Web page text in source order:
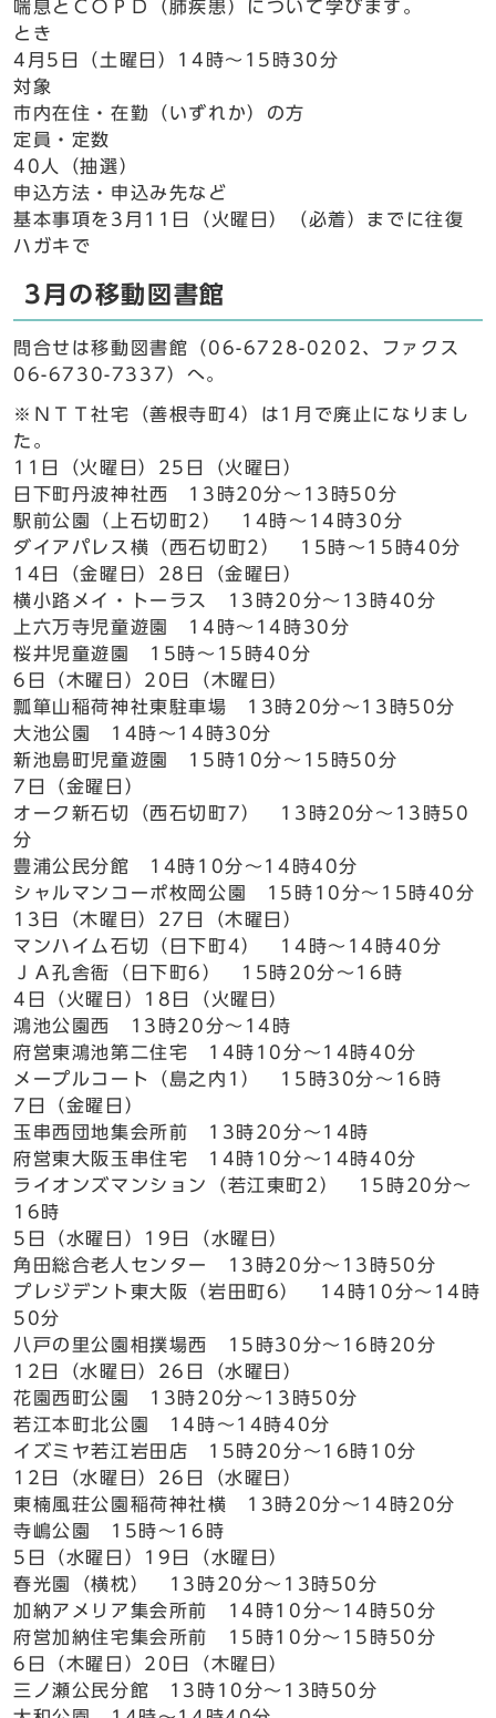
喘息とＣＯＰＤ（肺疾患）について学びます。
とき
4月5日（土曜日）14時～15時30分
対象
市内在住・在勤（いずれか）の方
定員・定数
40人（抽選）
申込方法・申込み先など
基本事項を3月11日（火曜日）（必着）までに往復
ハガキで
3月の移動図書館
問合せは移動図書館（06-6728-0202、ファクス
06-6730-7337）へ。
※ＮＴＴ社宅（善根寺町4）は1月で廃止になりまし
た。
11日（火曜日）25日（火曜日）
日下町丹波神社西 13時20分～13時50分
駅前公園（上石切町2） 14時～14時30分
ダイアパレス横（西石切町2） 15時～15時40分
14日（金曜日）28日（金曜日）
横小路メイ・トーラス 13時20分～13時40分
上六万寺児童遊園 14時～14時30分
桜井児童遊園 15時～15時40分
6日（木曜日）20日（木曜日）
瓢箪山稲荷神社東駐車場 13時20分～13時50分
大池公園 14時～14時30分
新池島町児童遊園 15時10分～15時50分
7日（金曜日）
オーク新石切（西石切町7） 13時20分～13時50
分
豊浦公民分館 14時10分～14時40分
シャルマンコーポ枚岡公園 15時10分～15時40分
13日（木曜日）27日（木曜日）
マンハイム石切（日下町4） 14時～14時40分
ＪＡ孔舎衙（日下町6） 15時20分～16時
4日（火曜日）18日（火曜日）
鴻池公園西 13時20分～14時
府営東鴻池第二住宅 14時10分～14時40分
メープルコート（島之内1） 15時30分～16時
7日（金曜日）
玉串西団地集会所前 13時20分～14時
府営東大阪玉串住宅 14時10分～14時40分
ライオンズマンション（若江東町2） 15時20分～
16時
5日（水曜日）19日（水曜日）
角田総合老人センター 13時20分～13時50分
プレジデント東大阪（岩田町6） 14時10分～14時
50分
八戸の里公園相撲場西 15時30分～16時20分
12日（水曜日）26日（水曜日）
花園西町公園 13時20分～13時50分
若江本町北公園 14時～14時40分
イズミヤ若江岩田店 15時20分～16時10分
12日（水曜日）26日（水曜日）
東楠風荘公園稲荷神社横 13時20分～14時20分
寺嶋公園 15時～16時
5日（水曜日）19日（水曜日）
春光園（横枕） 13時20分～13時50分
加納アメリア集会所前 14時10分～14時50分
府営加納住宅集会所前 15時10分～15時50分
6日（木曜日）20日（木曜日）
三ノ瀬公民分館 13時10分～13時50分